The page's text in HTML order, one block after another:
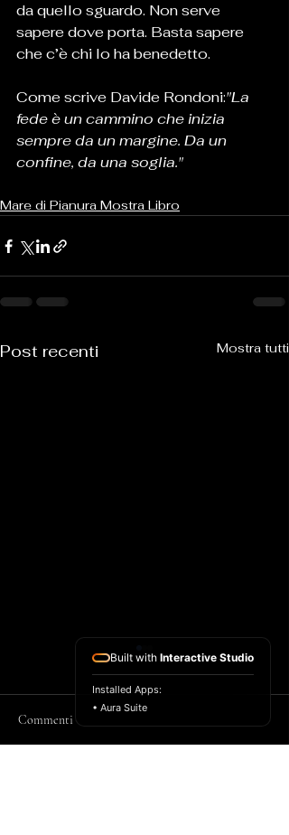
da quello sguardo. Non serve
sapere dove porta. Basta sapere
che c’è chi lo ha benedetto.
Come scrive Davide Rondoni:"La
fede è un cammino che inizia
sempre da un margine. Da un
confine, da una soglia."
Mare di Pianura Mostra Libro
Post recenti Mostra tutti
Mancano 3 giorni
Commenti
Built with Interactive Studio
Installed Apps:
• Aura Suite